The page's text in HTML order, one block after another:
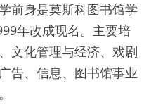
前身是莫斯科图书馆学
年改成现名。主要培
文化管理与经济、戏剧
告、信息、图书馆事业